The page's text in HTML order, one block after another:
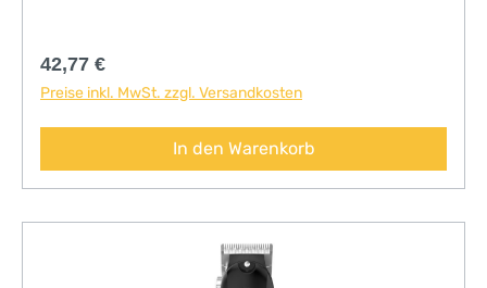
Regulärer Preis:
42,77 €
Preise inkl. MwSt. zzgl. Versandkosten
In den Warenkorb